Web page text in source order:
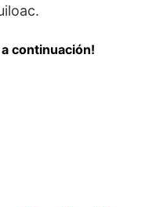
continuación!